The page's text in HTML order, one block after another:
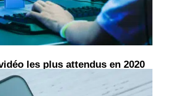
les plus attendus en 2020